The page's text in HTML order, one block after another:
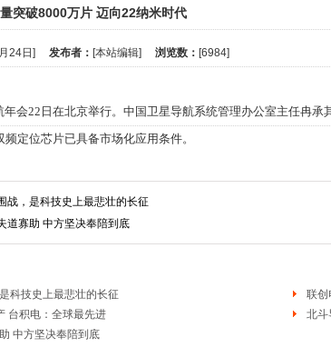
突破8000万片 迈向22纳米时代
24日] 发布者： [本站编辑] 浏览数： [6984]
会22日在北京举行。中国卫星导航系统管理办公室主任冉
定位芯片已具备市场化应用条件。
国产北斗芯片、模块等关键技术全面突破，性能指标与国际同
28纳米工艺射频基带一体化SoC芯片，已在物联网和消费
精度芯片正在研发，北斗芯片性能将再上一个台阶。
型芯片模块累计销量已突破8000万片，高精度板卡和天线销
战，是科技史上最悲壮的长征
道寡助 中方坚决奉陪到底
科技史上最悲壮的长征
联创
台积电：全球最先进
北斗
中方坚决奉陪到底